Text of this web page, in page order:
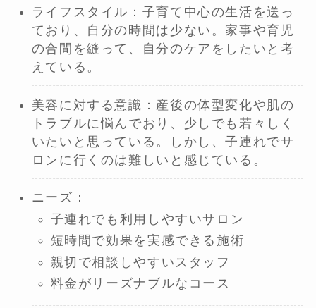
ライフスタイル：子育て中心の生活を送っ
ており、自分の時間は少ない。家事や育児
の合間を縫って、自分のケアをしたいと考
えている。
美容に対する意識：産後の体型変化や肌の
トラブルに悩んでおり、少しでも若々しく
いたいと思っている。しかし、子連れでサ
ロンに行くのは難しいと感じている。
ニーズ：
子連れでも利用しやすいサロン
短時間で効果を実感できる施術
親切で相談しやすいスタッフ
料金がリーズナブルなコース